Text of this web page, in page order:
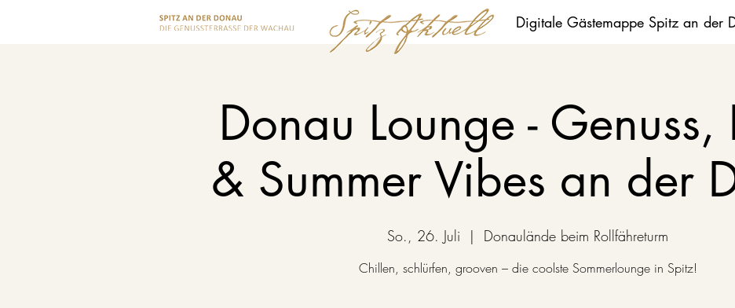
Digitale Gästemappe Spitz an der
Donau Lounge - Genuss,
& Summer Vibes an der
So., 26. Juli
  |
Donaulände beim Rollfähreturm
Chillen, schlürfen, grooven – die coolste Sommerlounge in Spitz!